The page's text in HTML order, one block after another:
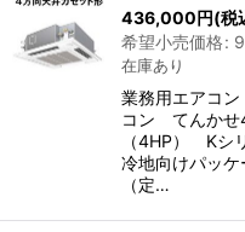
436,000円(税
希望小売価格:
在庫あり
業務用エアコ
コン てんか
（4HP） K
冷地向けパッ
（定…